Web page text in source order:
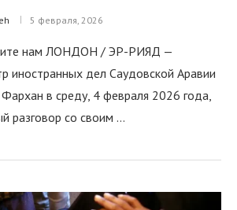
5 февраля, 2026
нам ЛОНДОН / ЭР-РИЯД —
иностранных дел Саудовской Аравии
в среду, 4 февраля 2026 года,
разговор со своим …